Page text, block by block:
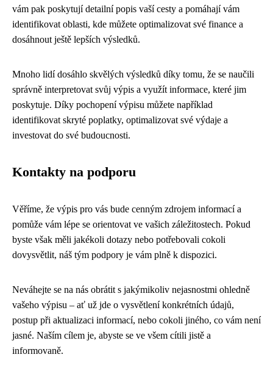
vám pak poskytují detailní popis vaší cesty a pomáhají vám
identifikovat oblasti, kde můžete optimalizovat své finance a
dosáhnout ještě lepších výsledků.
Mnoho lidí dosáhlo skvělých výsledků díky tomu, že se naučili
správně interpretovat svůj výpis a využít informace, které jim
poskytuje. Díky pochopení výpisu můžete například
identifikovat skryté poplatky, optimalizovat své výdaje a
investovat do své budoucnosti.
Kontakty na podporu
Věříme, že výpis pro vás bude cenným zdrojem informací a
pomůže vám lépe se orientovat ve vašich záležitostech. Pokud
byste však měli jakékoli dotazy nebo potřebovali cokoli
dovysvětlit, náš tým podpory je vám plně k dispozici.
Neváhejte se na nás obrátit s jakýmikoliv nejasnostmi ohledně
vašeho výpisu – ať už jde o vysvětlení konkrétních údajů,
postup při aktualizaci informací, nebo cokoli jiného, co vám není
jasné. Naším cílem je, abyste se ve všem cítili jistě a
informovaně.